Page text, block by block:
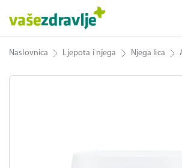
Naslovnica Ljepota i njega Njega lica